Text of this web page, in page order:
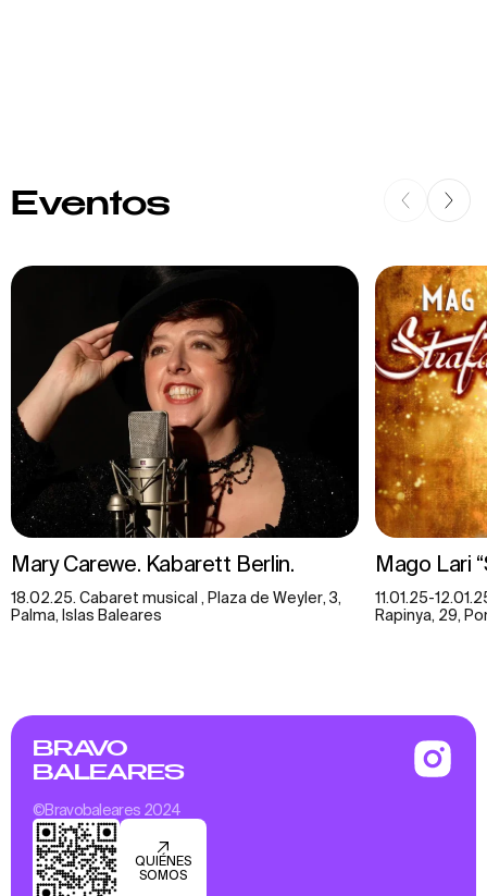
Eventos
Mary Carewe. Kabarett Berlin.
18.02.25. Cabaret musical , Plaza de Weyler, 3,
Palma, Islas Baleares
Mago Lari
11.01.25-
Rapinya, 29,
BRAVO
BALEARES
©Bravobaleares 2024
QUIÉNES
SOMOS